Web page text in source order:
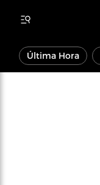
Última Hora